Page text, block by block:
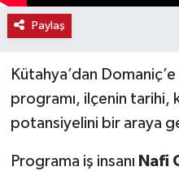
Paylaş
Kütahya’dan
programı, ilçenin
potansiyelini bir araya
Programa iş insanı Nafi
Seri İlan
Spor